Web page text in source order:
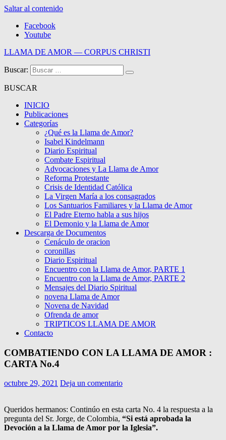
Saltar al contenido
Facebook
Youtube
LLAMA DE AMOR — CORPUS CHRISTI
Blog de la Llama de Amor
Buscar:
BUSCAR
INICIO
Publicaciones
Categorías
¿Qué es la Llama de Amor?
Isabel Kindelmann
Diario Espiritual
Combate Espiritual
Advocaciones y La Llama de Amor
Reforma Protestante
Crisis de Identidad Católica
La Virgen María a los consagrados
Los Santuarios Familiares y la Llama de Amor
El Padre Eterno habla a sus hijos
El Demonio y la Llama de Amor
Descarga de Documentos
Cenáculo de oracion
coronillas
Diario Espiritual
Encuentro con la Llama de Amor, PARTE 1
Encuentro con la Llama de Amor, PARTE 2
Mensajes del Diario Spiritual
novena Llama de Amor
Novena de Navidad
Ofrenda de amor
TRIPTICOS LLAMA DE AMOR
Contacto
COMBATIENDO CON LA LLAMA DE AMOR :
CARTA No.4
octubre 29, 2021 Deja un comentario
Queridos hermanos: Continúo en esta carta No. 4 la respuesta a la
pregunta del Sr. Jorge, de Colombia, “Si está aprobada la
Devoción a la Llama de Amor por la Iglesia”.